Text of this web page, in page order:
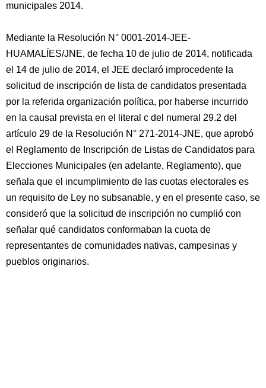
municipales 2014.
Mediante la Resolución N° 0001-2014-JEE-
HUAMALÍES/JNE, de fecha 10 de julio de 2014, notificada
el 14 de julio de 2014, el JEE declaró improcedente la
solicitud de inscripción de lista de candidatos presentada
por la referida organización política, por haberse incurrido
en la causal prevista en el literal c del numeral 29.2 del
artículo 29 de la Resolución N° 271-2014-JNE, que aprobó
el Reglamento de Inscripción de Listas de Candidatos para
Elecciones Municipales (en adelante, Reglamento), que
señala que el incumplimiento de las cuotas electorales es
un requisito de Ley no subsanable, y en el presente caso, se
consideró que la solicitud de inscripción no cumplió con
señalar qué candidatos conformaban la cuota de
representantes de comunidades nativas, campesinas y
pueblos originarios.